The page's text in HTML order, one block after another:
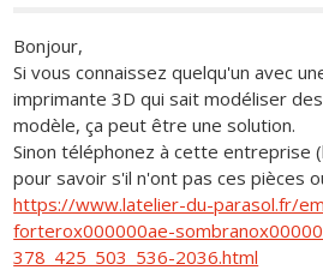
Bonjour,
Si vous connaissez quelqu'un avec
imprimante 3D qui sait modéliser
modèle, ça peut être une solution.
Sinon téléphonez à cette entreprise
pour savoir s'il n'ont pas ces pièces
https://www.latelier-du-parasol.fr/
forterox000000ae-
378_425_503_536-2036.html